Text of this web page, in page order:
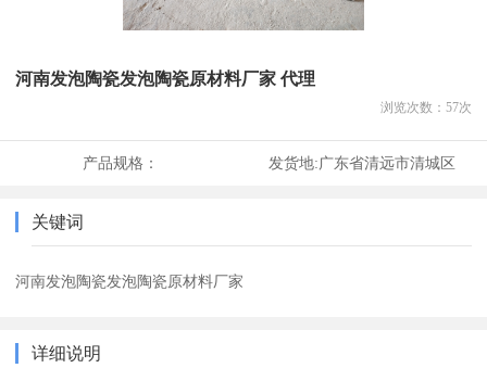
河南发泡陶瓷发泡陶瓷原材料厂家 代理
浏览次数： 57次
产品规格： 发货地:广东省清远市清城区
关键词
河南发泡陶瓷发泡陶瓷原材料厂家
详细说明